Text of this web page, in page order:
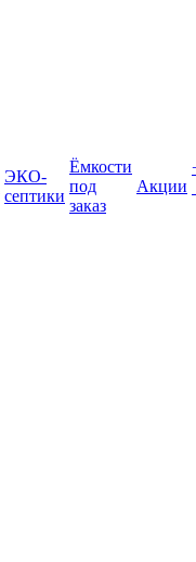
ЭКО-
септики
Ёмкости
под
заказ
Акции